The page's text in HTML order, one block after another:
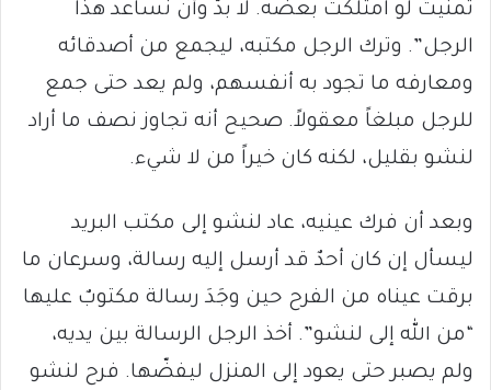
تمنّيتُ لو امتلكتُ بعضه. لا بدّ وأن نساعد هذا
الرجل”. وترك الرجل مكتبه، ليجمع من أصدقائه
ومعارفه ما تجود به أنفسهم، ولم يعد حتى جمع
للرجل مبلغاً معقولاً. صحيح أنه تجاوز نصف ما أراد
لنشو بقليل، لكنه كان خيراً من لا شيء.
وبعد أن فرك عينيه، عاد لنشو إلى مكتب البريد
ليسأل إن كان أحدٌ قد أرسل إليه رسالة، وسرعان ما
برقت عيناه من الفرح حين وجَدَ رسالة مكتوبٌ عليها
“من الله إلى لنشو”. أخذ الرجل الرسالة بين يديه،
ولم يصبر حتى يعود إلى المنزل ليفضّها. فرح لنشو